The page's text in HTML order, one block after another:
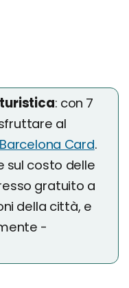
: con 7
al
Barcelona Card.
sul costo delle
gratuito a
della città, e
-